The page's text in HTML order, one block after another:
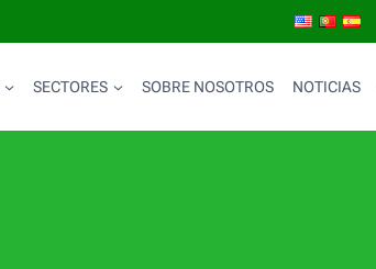
SECTORES SOBRE NOSOTROS NOTICIAS